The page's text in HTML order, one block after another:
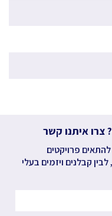
צרו איתנו קשר
פרויקטים
קבלנים ויזמים בעלי